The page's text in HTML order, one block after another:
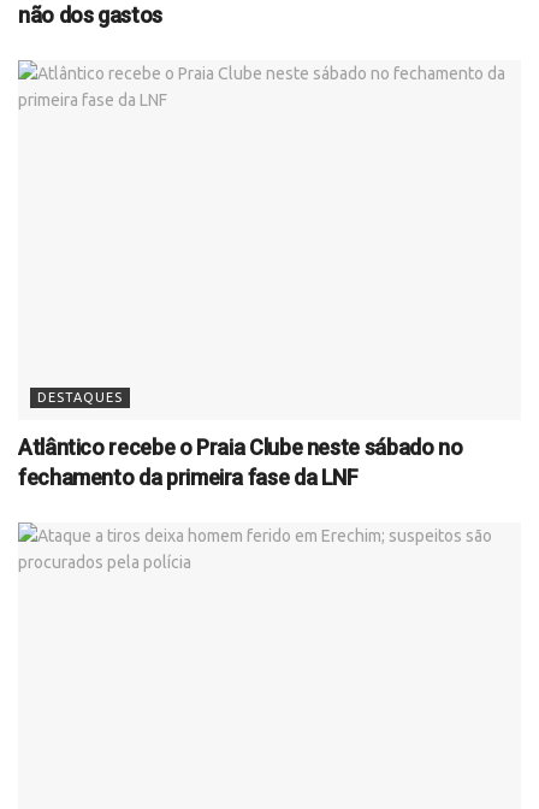
não dos gastos
DESTAQUES
Atlântico recebe o Praia Clube neste sábado no
fechamento da primeira fase da LNF